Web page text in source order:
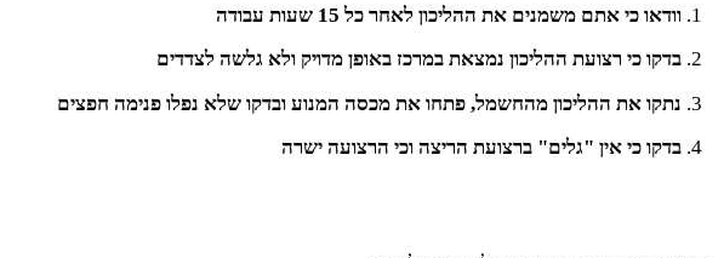
וודאו כי אתם משמנים את ההליכון לאחר כל 15 שעות עבודה
בדקו כי רצועת ההליכון נמצאת במרכז באופן מדויק ולא גלשה לצדדים
נתקו את ההליכון מהחשמל, פתחו את מכסה המנוע ובדקו שלא נפלו פנימה חפצים
בדקו כי אין "גלים" ברצועת הריצה וכי הרצועה ישרה